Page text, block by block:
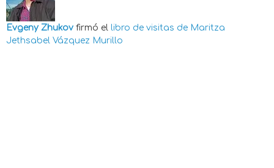
Evgeny Zhukov firmó el libro de visitas de Maritza
Jethsabel Vázquez Murillo